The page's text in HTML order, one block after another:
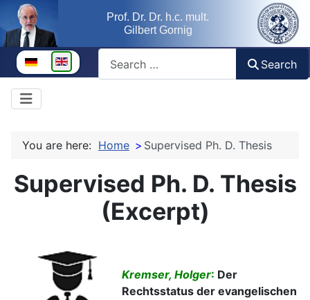
Prof. Dr. Dr. h.c. mult.
Gilbert Gornig
Select your language Search
You are here: Home Supervised Ph. D. Thesis
Supervised Ph. D. Thesis
(Excerpt)
Kremser, Holger: Der
Rechtsstatus der evangelischen